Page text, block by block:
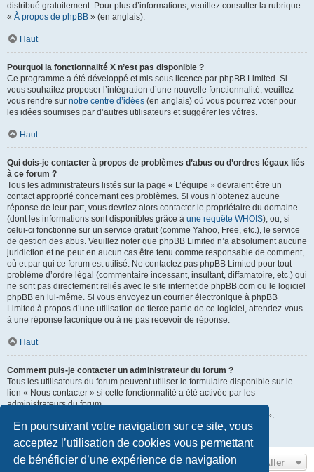
En poursuivant votre navigation sur ce site, vous
acceptez l’utilisation de cookies vous permettant
de bénéficier d’une expérience de navigation
distribué gratuitement. Pour plus d’informations, veuillez consulter la rubrique
« À propos de phpBB » (en anglais).
Haut
Pourquoi la fonctionnalité X n’est pas disponible ?
Ce programme a été développé et mis sous licence par phpBB Limited. Si
vous souhaitez proposer l’intégration d’une nouvelle fonctionnalité, veuillez
vous rendre sur notre centre d’idées (en anglais) où vous pourrez voter pour
les idées soumises par d’autres utilisateurs et suggérer les vôtres.
Haut
Qui dois-je contacter à propos de problèmes d’abus ou d’ordres légaux liés
à ce forum ?
Tous les administrateurs listés sur la page « L’équipe » devraient être un
contact approprié concernant ces problèmes. Si vous n’obtenez aucune
réponse de leur part, vous devriez alors contacter le propriétaire du domaine
(dont les informations sont disponibles grâce à une requête WHOIS), ou, si
celui-ci fonctionne sur un service gratuit (comme Yahoo, Free, etc.), le service
de gestion des abus. Veuillez noter que phpBB Limited n’a absolument aucune
juridiction et ne peut en aucun cas être tenu comme responsable de comment,
où et par qui ce forum est utilisé. Ne contactez pas phpBB Limited pour tout
problème d’ordre légal (commentaire incessant, insultant, diffamatoire, etc.) qui
ne sont pas directement reliés avec le site internet de phpBB.com ou le logiciel
phpBB en lui-même. Si vous envoyez un courrier électronique à phpBB
Limited à propos d’une utilisation de tierce partie de ce logiciel, attendez-vous
à une réponse laconique ou à ne pas recevoir de réponse.
Haut
Comment puis-je contacter un administrateur du forum ?
Tous les utilisateurs du forum peuvent utiliser le formulaire disponible sur le
lien « Nous contacter » si cette fonctionnalité a été activée par les
administrateurs du forum.
Les membres du forum peuvent également utiliser le lien « L’équipe ».
Aller